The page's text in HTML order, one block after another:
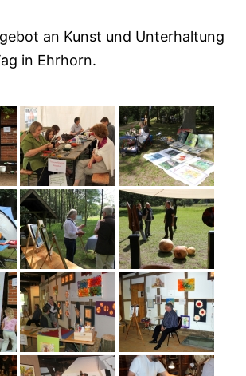
an Kunst und Unterhaltung
in Ehrhorn.